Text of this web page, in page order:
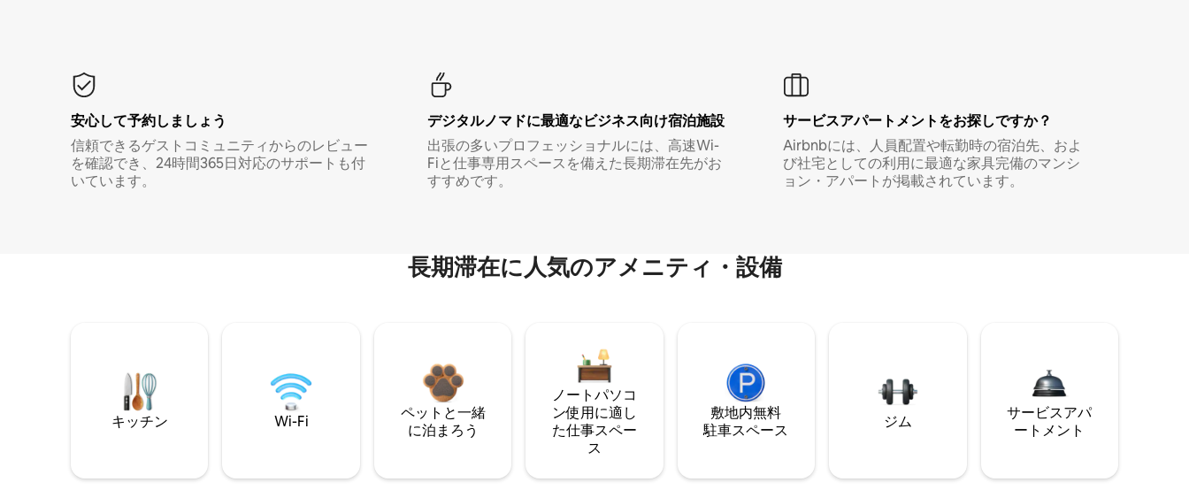
安心して予約しましょう
信頼できるゲストコミュニティからのレビュー
を確認でき、24時間365日対応のサポートも付
いています。
デジタルノマド⁠に最⁠適⁠なビ⁠ジ⁠ネ⁠ス⁠向⁠け宿⁠泊⁠施⁠設
出張の多いプロフェッショナルには、高速Wi-
Fiと仕事専用スペースを備えた長期滞在先がお
すすめです。
サービスアパートメントをお探しですか？
Airbnbには、人員配置や転勤時の宿泊先、およ
び社宅としての利用に最適な家具完備のマンシ
ョン・アパートが掲載されています。
長期滞在に人気のアメニティ・設備
キッチン Wi-Fi
ペットと一緒
に泊まろう
ノートパソコ
ン使用に適し
た仕事スペー
ス
敷地内無料
駐⁠車ス⁠ペ⁠ー⁠ス
ジム
サービスアパ
ートメント